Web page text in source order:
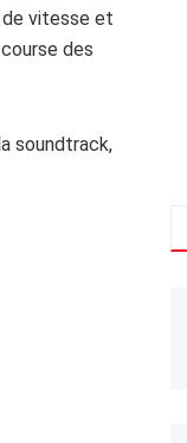
vitesse et
des
soundtrack,